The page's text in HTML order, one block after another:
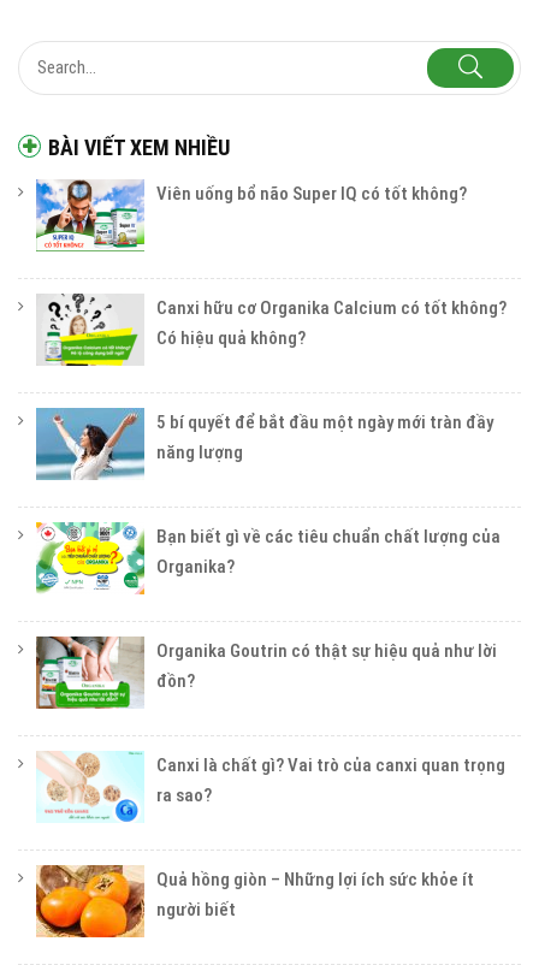
BÀI VIẾT XEM NHIỀU
Viên uống bổ não Super IQ có tốt không?
Canxi hữu cơ Organika Calcium có tốt không?
Có hiệu quả không?
5 bí quyết để bắt đầu một ngày mới tràn đầy
năng lượng
Bạn biết gì về các tiêu chuẩn chất lượng của
Organika?
Organika Goutrin có thật sự hiệu quả như lời
đồn?
Canxi là chất gì? Vai trò của canxi quan trọng
ra sao?
Quả hồng giòn – Những lợi ích sức khỏe ít
người biết